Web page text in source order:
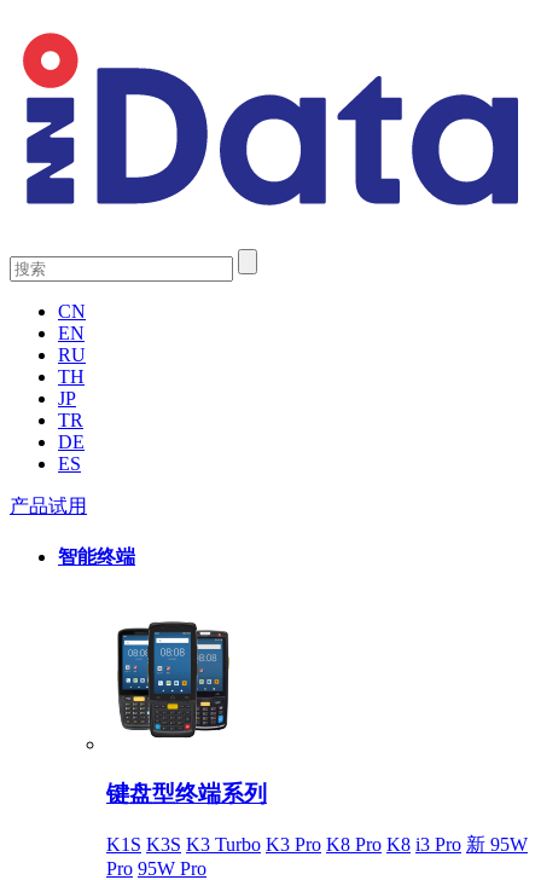
CN
EN
RU
TH
JP
TR
DE
ES
产品试用
智能终端
键盘型终端系列
K1S K3S K3 Turbo K3 Pro K8 Pro K8 i3 Pro 新 95W
Pro 95W Pro